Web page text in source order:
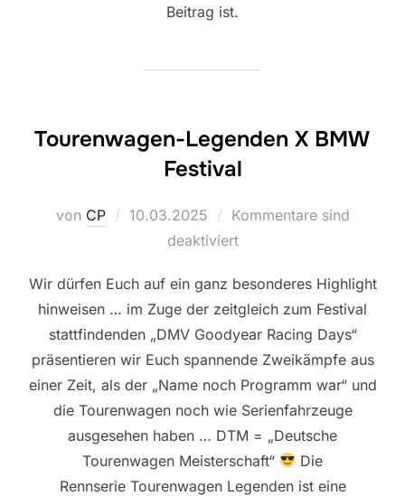
Beitrag ist.
Tourenwagen-Legenden X BMW
Festival
von CP
Veröffentlicht
10.03.2025
Kommentare sind
deaktiviert
Wir dürfen Euch auf ein ganz besonderes Highlight
hinweisen … im Zuge der zeitgleich zum Festival
stattfindenden „DMV Goodyear Racing Days“
präsentieren wir Euch spannende Zweikämpfe aus
einer Zeit, als der „Name noch Programm war“ und
die Tourenwagen noch wie Serienfahrzeuge
ausgesehen haben … DTM = „Deutsche
Tourenwagen Meisterschaft“
Die
Rennserie Tourenwagen Legenden ist eine